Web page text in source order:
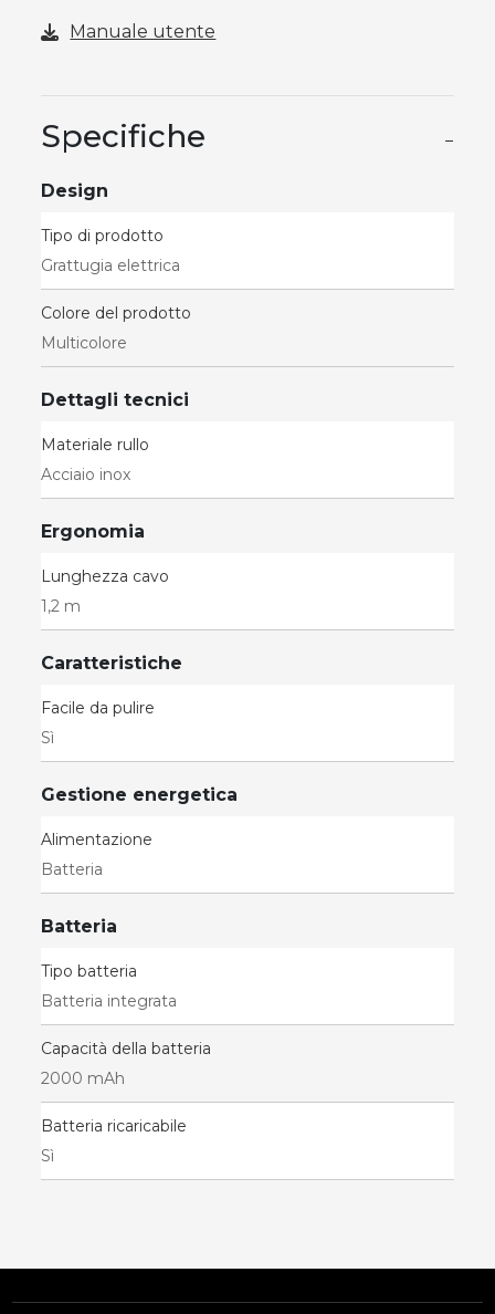
Manuale utente
Specifiche −
Design
Tipo di prodotto
Grattugia elettrica
Colore del prodotto
Multicolore
Dettagli tecnici
Materiale rullo
Acciaio inox
Ergonomia
Lunghezza cavo
1,2 m
Caratteristiche
Facile da pulire
Sì
Gestione energetica
Alimentazione
Batteria
Batteria
Tipo batteria
Batteria integrata
Capacità della batteria
2000 mAh
Batteria ricaricabile
Sì